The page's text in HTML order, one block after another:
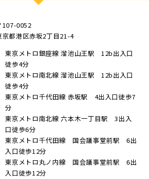
107-0052
京都港区赤坂2丁目21-4
東京メトロ銀座線 溜池山王駅 12b出入口
徒歩4分
東京メトロ南北線 溜池山王駅 12b出入口
徒歩4分
東京メトロ千代田線 赤坂駅 4出入口徒歩7
分
東京メトロ南北線 六本木一丁目駅 3出入
口徒歩6分
東京メトロ千代田線 国会議事堂前駅 6出
入口徒歩12分
東京メトロ丸ノ内線 国会議事堂前駅 6出
入口徒歩12分